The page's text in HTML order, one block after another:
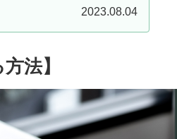
2023.08.04
法】